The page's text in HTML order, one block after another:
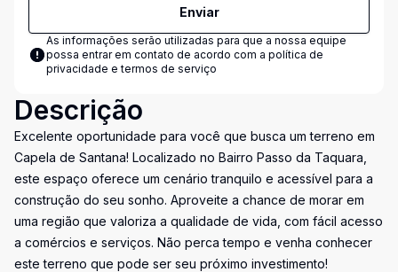
Enviar
As informações serão utilizadas para que a nossa equipe
possa entrar em contato de acordo com a política de
privacidade e termos de serviço
Descrição
Excelente oportunidade para você que busca um terreno em
Capela de Santana! Localizado no Bairro Passo da Taquara,
este espaço oferece um cenário tranquilo e acessível para a
construção do seu sonho. Aproveite a chance de morar em
uma região que valoriza a qualidade de vida, com fácil acesso
a comércios e serviços. Não perca tempo e venha conhecer
este terreno que pode ser seu próximo investimento!